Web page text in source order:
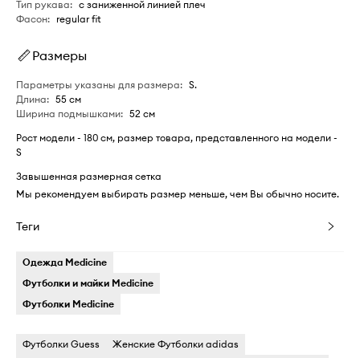
Тип рукава: с заниженной линией плеч
Фасон: regular fit
Размеры
Параметры указаны для размера: S.
Длина: 55 см
Ширина подмышками: 52 см
Рост модели - 180 см, размер товара, представленного на модели -
S
Завышенная размерная сетка
Мы рекомендуем выбирать размер меньше, чем Вы обычно носите.
Теги
Одежда Medicine
Футболки и майки Medicine
Футболки Medicine
Футболки Guess
Женские Футболки adidas